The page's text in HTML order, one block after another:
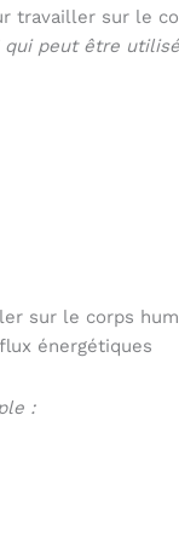
travailler sur le
qui peut être
sur le corps
énergétiques
: